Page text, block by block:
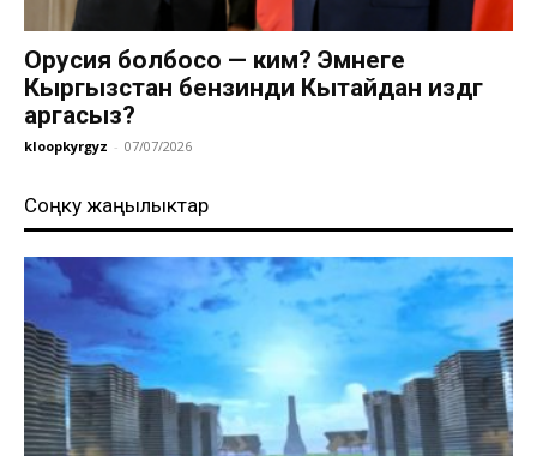
Орусия болбосо — ким? Эмнеге
Кыргызстан бензинди Кытайдан издөөгө
аргасыз?
kloopkyrgyz - 07/07/2026
Соңку жаңылыктар